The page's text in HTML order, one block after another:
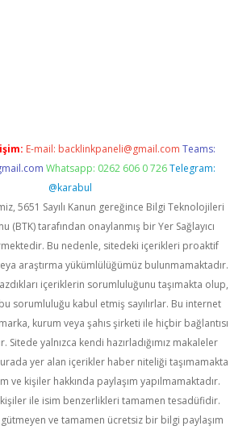
E-mail: backlinkpaneli@gmail.com Teams:
Whatsapp: 0262 606 0 726 Telegram:
@karabul
5651 Sayılı Kanun gereğince Bilgi Teknolojileri
(BTK) tarafından onaylanmış bir Yer Sağlayıcı
Bu nedenle, sitedeki içerikleri proaktif
araştırma yükümlülüğümüz bulunmamaktadır.
içeriklerin sorumluluğunu taşımakta olup,
sorumluluğu kabul etmiş sayılırlar. Bu internet
kurum veya şahıs şirketi ile hiçbir bağlantısı
Sitede yalnızca kendi hazırladığımız makaleler
yer alan içerikler haber niteliği taşımamakta
ve kişiler hakkında paylaşım yapılmamaktadır.
ile isim benzerlikleri tamamen tesadüfidir.
gütmeyen ve tamamen ücretsiz bir bilgi paylaşım